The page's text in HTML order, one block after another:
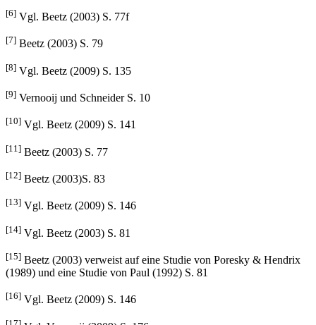
[5] Beides Vernooij und Schneider S.10
[6] Vgl. Beetz (2003) S. 77f
[7] Beetz (2003) S. 79
[8] Vgl. Beetz (2009) S. 135
[9]Vernooij und Schneider S. 10
[10] Vgl. Beetz (2009) S. 141
[11] Beetz (2003) S. 77
[12] Beetz (2003)S. 83
[13] Vgl. Beetz (2009) S. 146
[14] Vgl. Beetz (2003) S. 81
[15]
(1989) und eine Studie von Paul (1992) S. 81
[16]